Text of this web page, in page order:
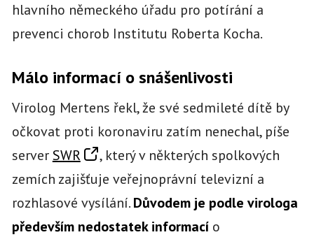
hlavního německého úřadu pro potírání a
prevenci chorob Institutu Roberta Kocha.
Málo informací o snášenlivosti
Virolog Mertens řekl, že své sedmileté dítě by
očkovat proti koronaviru zatím nenechal, píše
serverSWR
, který v některých spolkových
zemích zajišťuje veřejnoprávní televizní a
rozhlasové vysílání.Důvodem je podle virologa
především nedostatek informacío